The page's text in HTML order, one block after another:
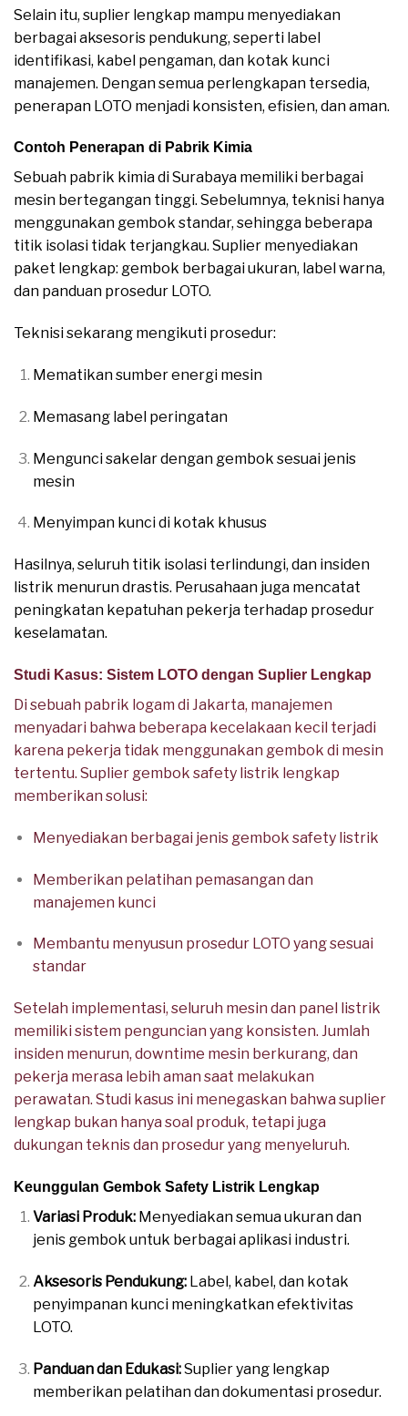
Selain itu, suplier lengkap mampu menyediakan
berbagai aksesoris pendukung, seperti label
identifikasi, kabel pengaman, dan kotak kunci
manajemen. Dengan semua perlengkapan tersedia,
penerapan LOTO menjadi konsisten, efisien, dan aman.
Contoh Penerapan di Pabrik Kimia
Sebuah pabrik kimia di Surabaya memiliki berbagai
mesin bertegangan tinggi. Sebelumnya, teknisi hanya
menggunakan gembok standar, sehingga beberapa
titik isolasi tidak terjangkau. Suplier menyediakan
paket lengkap: gembok berbagai ukuran, label warna,
dan panduan prosedur LOTO.
Teknisi sekarang mengikuti prosedur:
Mematikan sumber energi mesin
Memasang label peringatan
Mengunci sakelar dengan gembok sesuai jenis
mesin
Menyimpan kunci di kotak khusus
Hasilnya, seluruh titik isolasi terlindungi, dan insiden
listrik menurun drastis. Perusahaan juga mencatat
peningkatan kepatuhan pekerja terhadap prosedur
keselamatan.
Studi Kasus: Sistem LOTO dengan Suplier Lengkap
Di sebuah pabrik logam di Jakarta, manajemen
menyadari bahwa beberapa kecelakaan kecil terjadi
karena pekerja tidak menggunakan gembok di mesin
tertentu. Suplier gembok safety listrik lengkap
memberikan solusi:
Menyediakan berbagai jenis gembok safety listrik
Memberikan pelatihan pemasangan dan
manajemen kunci
Membantu menyusun prosedur LOTO yang sesuai
standar
Setelah implementasi, seluruh mesin dan panel listrik
memiliki sistem penguncian yang konsisten. Jumlah
insiden menurun, downtime mesin berkurang, dan
pekerja merasa lebih aman saat melakukan
perawatan. Studi kasus ini menegaskan bahwa suplier
lengkap bukan hanya soal produk, tetapi juga
dukungan teknis dan prosedur yang menyeluruh.
Keunggulan Gembok Safety Listrik Lengkap
Variasi Produk:Menyediakan semua ukuran dan
jenis gembok untuk berbagai aplikasi industri.
Aksesoris Pendukung:Label, kabel, dan kotak
penyimpanan kunci meningkatkan efektivitas
LOTO.
Panduan dan Edukasi:Suplier yang lengkap
memberikan pelatihan dan dokumentasi prosedur.